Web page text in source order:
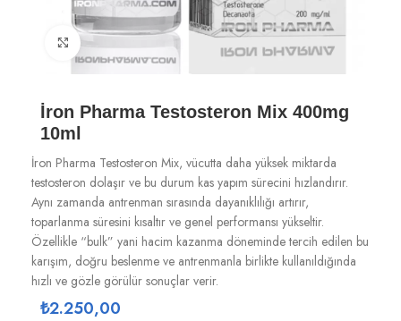
Büyütmek için tıklayın
İron Pharma Testosteron Mix 400mg
10ml
İron Pharma Testosteron Mix, vücutta daha yüksek miktarda
testosteron dolaşır ve bu durum kas yapım sürecini hızlandırır.
Aynı zamanda antrenman sırasında dayanıklılığı artırır,
toparlanma süresini kısaltır ve genel performansı yükseltir.
Özellikle “bulk” yani hacim kazanma döneminde tercih edilen bu
karışım, doğru beslenme ve antrenmanla birlikte kullanıldığında
hızlı ve gözle görülür sonuçlar verir.
₺2.250,00